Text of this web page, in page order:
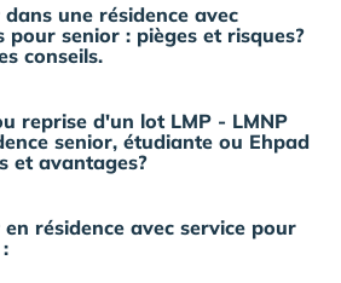
une résidence avec
pour senior : pièges et risques?
conseils.
reprise d'un lot LMP - LMNP
senior, étudiante ou Ehpad
et avantages?
résidence avec service pour